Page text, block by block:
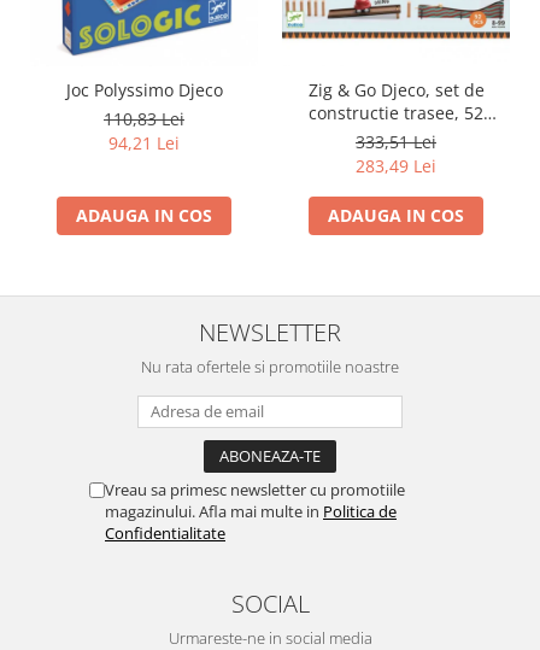
Joc Polyssimo Djeco
110,83 Lei
94,21 Lei
ADAUGA IN COS
Zig & Go Djeco, set de
constructie trasee, 52
piese- Muzica
333,51 Lei
283,49 Lei
ADAUGA IN COS
NEWSLETTER
Nu rata ofertele si promotiile noastre
Vreau sa primesc newsletter cu promotiile
magazinului. Afla mai multe in Politica de
Confidentialitate
SOCIAL
Urmareste-ne in social media